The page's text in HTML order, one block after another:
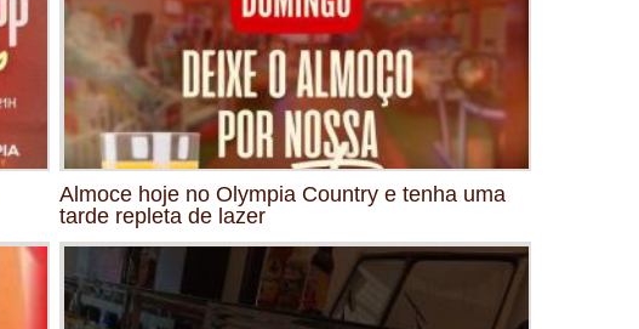
Almoce hoje no Olympia Country e tenha uma
tarde repleta de lazer